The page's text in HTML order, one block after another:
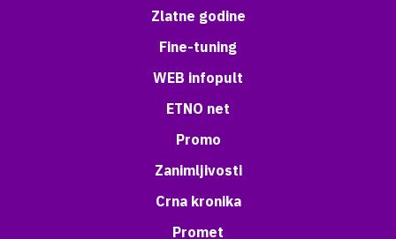
Zlatne godine
Fine-tuning
WEB infopult
ETNO net
Promo
Zanimljivosti
Crna kronika
Promet